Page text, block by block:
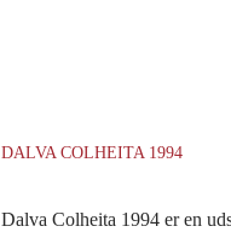
DALVA COLHEITA 1994
Dalva Colheita 1994 er en